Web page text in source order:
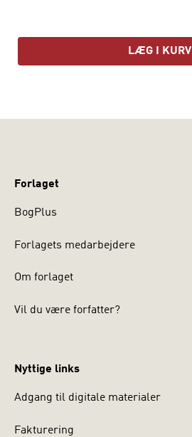
LÆG I KURV
Forlaget
BogPlus
Forlagets medarbejdere
Om forlaget
Vil du være forfatter?
Nyttige links
Adgang til digitale materialer
Fakturering